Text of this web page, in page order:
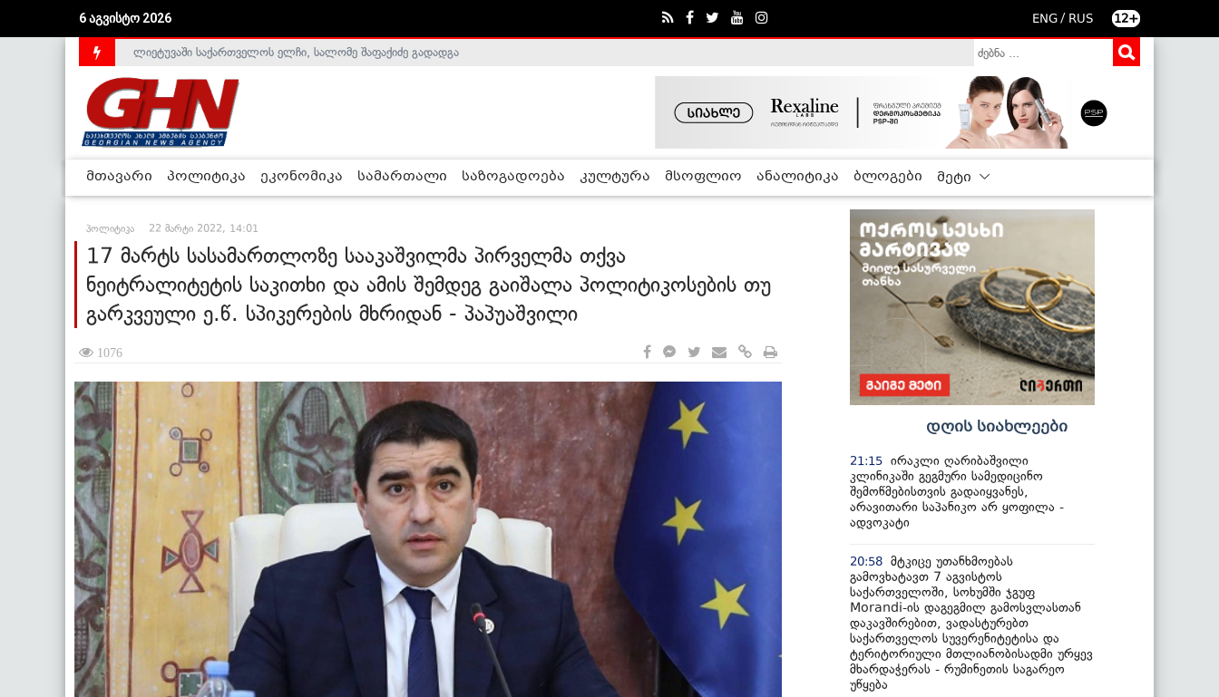
6 აგვისტო 2026 ENG / RUS 12+
აშშ-მა საქართველოსთან სტრატეგიული პარტნიორობა შეაჩერა
მთავარი პოლიტიკა ეკონომიკა სამართალი საზოგადოება კულტურა მსოფლიო ანალიტიკა ბლოგები მეტი
პოლიტიკა 22 მარტი 2022, 14:01
17 მარტს სასამართლოზე სააკაშვილმა პირველმა თქვა
ნეიტრალიტეტის საკითხი და ამის შემდეგ გაიშალა პოლიტიკოსების თუ
გარკვეული ე.წ. სპიკერების მხრიდან - პაპუაშვილი
1076
დღის სიახლეები
21:15 ირაკლი ღარიბაშვილი
კლინიკაში გეგმური სამედიცინო
შემოწმებისთვის გადაიყვანეს,
არავითარი საპანიკო არ ყოფილა -
ადვოკატი
20:58 მტკიცე უთანხმოებას
გამოვხატავთ 7 აგვისტოს
საქართველოში, სოხუმში ჯგუფ
Morandi-ის დაგეგმილ გამოსვლასთან
დაკავშირებით, ვადასტურებთ
საქართველოს სუვერენიტეტისა და
ტერიტორიული მთლიანობისადმი ურყევ
მხარდაჭერას - რუმინეთის საგარეო
უწყება